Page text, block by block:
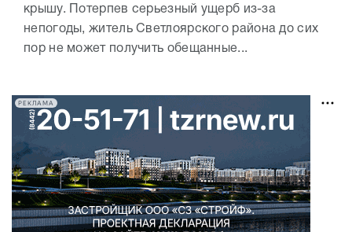
крышу. Потерпев серьезный ущерб из-за
непогоды, житель Светлоярского района до сих
пор не может получить обещанные...
РЕКЛАМА